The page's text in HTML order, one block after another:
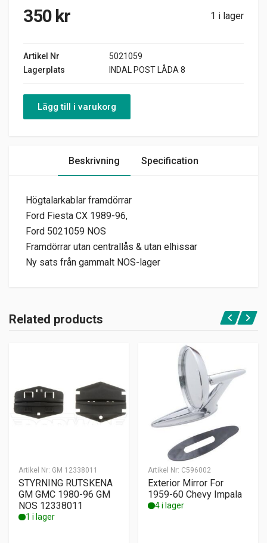
350 kr 1 i lager
Artikel Nr
5021059
Lagerplats
INDAL POST LÅDA 8
Lägg till i varukorg
Beskrivning Specification
Högtalarkablar framdörrar
Ford Fiesta CX 1989-96,
Ford 5021059 NOS
Framdörrar utan centrallås & utan elhissar
Ny sats från gammalt NOS-lager
Related products
Artikel Nr: GM 12338011
STYRNING RUTSKENA
GM GMC 1980-96 GM
NOS 12338011
1 i lager
Artikel Nr: C596002
Exterior Mirror For
1959-60 Chevy Impala
4 i lager